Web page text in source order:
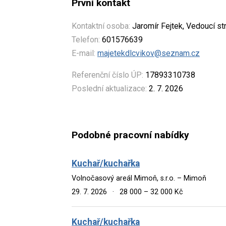
První kontakt
Kontaktní osoba: Jaromír Fejtek, Vedoucí
Telefon: 601576639
E-mail: majetekdlcvikov@seznam.cz
Referenční číslo ÚP: 17893310738
Poslední aktualizace: 2. 7. 2026
Podobné pracovní nabídky
Kuchař/kuchařka
Volnočasový areál Mimoň, s.r.o. – Mimoň
29. 7. 2026
· 28 000 – 32 000 Kč
Kuchař/kuchařka